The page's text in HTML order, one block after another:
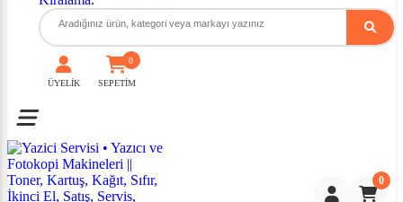
ÜYELİK SEPETİM
0
Toggle mobile menu
0